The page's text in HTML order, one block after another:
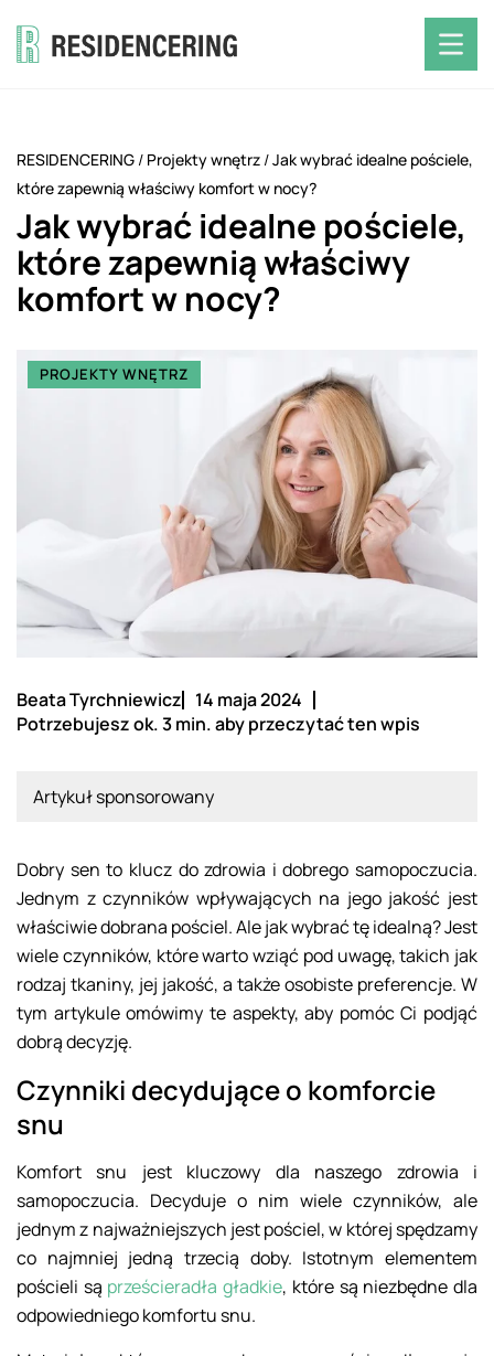
RESIDENCERING / Projekty wnętrz /Jak wybrać idealne pościele,
które zapewnią właściwy komfort w nocy?
Jak wybrać idealne pościele,
które zapewnią właściwy
komfort w nocy?
PROJEKTY WNĘTRZ
Beata Tyrchniewicz
14 maja 2024
Potrzebujesz ok. 3 min. aby przeczytać ten wpis
Artykuł sponsorowany
Dobry sen to klucz do zdrowia i dobrego samopoczucia.
Jednym z czynników wpływających na jego jakość jest
właściwie dobrana pościel. Ale jak wybrać tę idealną? Jest
wiele czynników, które warto wziąć pod uwagę, takich jak
rodzaj tkaniny, jej jakość, a także osobiste preferencje. W
tym artykule omówimy te aspekty, aby pomóc Ci podjąć
dobrą decyzję.
Czynniki decydujące o komforcie
snu
Komfort snu jest kluczowy dla naszego zdrowia i
samopoczucia. Decyduje o nim wiele czynników, ale
jednym z najważniejszych jest pościel, w której spędzamy
co najmniej jedną trzecią doby. Istotnym elementem
pościeli są prześcieradła gładkie, które są niezbędne dla
odpowiedniego komfortu snu.